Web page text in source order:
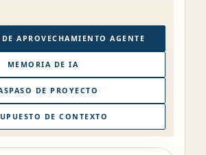
DE APROVECHAMIENTO AGENTE
MEMORIA DE IA
DE PROYECTO
DE CONTEXTO